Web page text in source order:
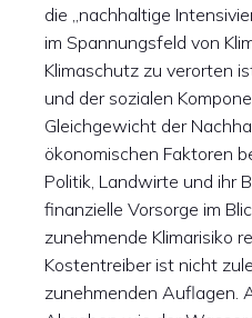
die „nachhaltige
im Spannungsfeld von
Klimaschutz zu verorten
und der sozialen
Gleichgewicht der
ökonomischen Faktoren
Politik, Landwirte und ihr
finanzielle Vorsorge im
zunehmende Klimarisiko
Kostentreiber ist nicht
zunehmenden Auflagen.